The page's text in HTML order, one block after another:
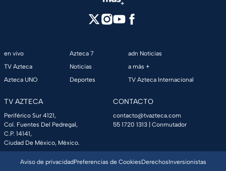
en vivo
TV Azteca
Azteca UNO
Azteca 7
Noticias
Deportes
adn Noticias
a más +
TV Azteca Internacional
TV AZTECA
Periférico Sur 4121,
Col. Fuentes Del Pedregal,
C.P. 14141,
Ciudad De México, México.
CONTACTO
contacto@tvazteca.com
55 1720 1313 | Conmutador
Aviso de privacidadPreferencias de CookiesDerechosInversionistas